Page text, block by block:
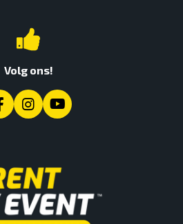
Volg ons!
InstagramYouTube